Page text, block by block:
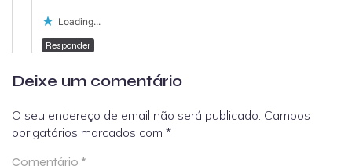
Loading...
Responder
Deixe um comentário
O seu endereço de email não será publicado. Campos
obrigatórios marcados com *
Comentário *